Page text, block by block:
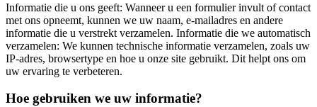
Informatie die u ons geeft: Wanneer u een formulier invult of contact
met ons opneemt, kunnen we uw naam, e-mailadres en andere
informatie die u verstrekt verzamelen. Informatie die we automatisch
verzamelen: We kunnen technische informatie verzamelen, zoals uw
IP-adres, browsertype en hoe u onze site gebruikt. Dit helpt ons om
uw ervaring te verbeteren.
Hoe gebruiken we uw informatie?